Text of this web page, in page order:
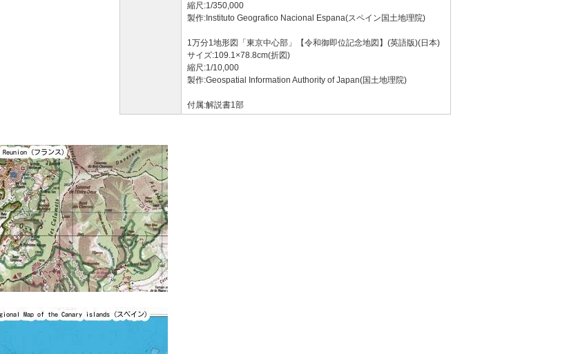
縮尺:1/350,000
製作:Instituto Geografico Nacional Espana(スペイン国土地理院)
1万分1地形図「東京中心部」【令和御即位記念地図】(英語版)(日本)
サイズ:109.1×78.8cm(折図)
縮尺:1/10,000
製作:Geospatial Information Authority of Japan(国土地理院)
付属:解説書1部